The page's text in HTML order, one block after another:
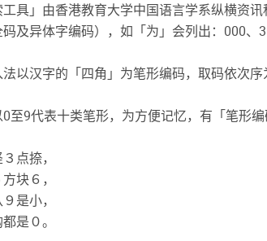
工具」由香港教育大学中国语言学系纵横资
及异体字编码），如「为」会列出：000、
以汉字的「四角」为笔形编码，取码依次
至9代表十类笔形，为方便记忆，有「笔形编
点捺，
块６，
是小，
是０。